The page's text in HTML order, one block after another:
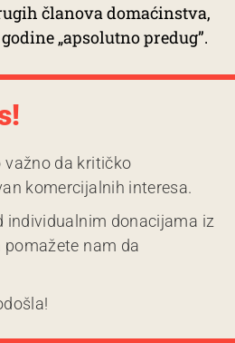
članova domaćinstva,
„apsolutno predug”.
važno da kritičko
komercijalnih interesa.
individualnim donacijama iz
nam da